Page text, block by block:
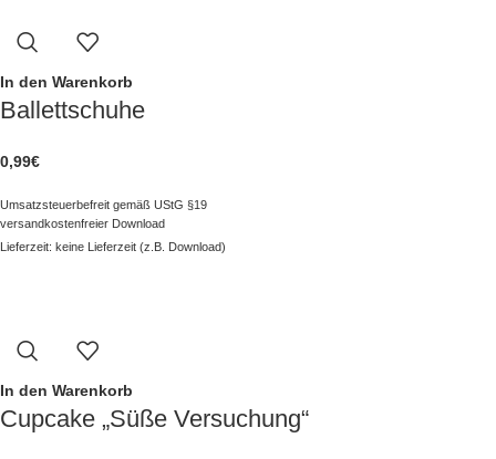
In den Warenkorb
Ballettschuhe
0,99€
Umsatzsteuerbefreit gemäß UStG §19
versandkostenfreier Download
Lieferzeit: keine Lieferzeit (z.B. Download)
In den Warenkorb
Cupcake „Süße Versuchung“